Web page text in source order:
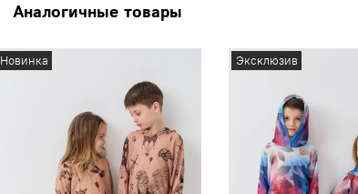
Аналогичные товары
Новинка Эксклюзив